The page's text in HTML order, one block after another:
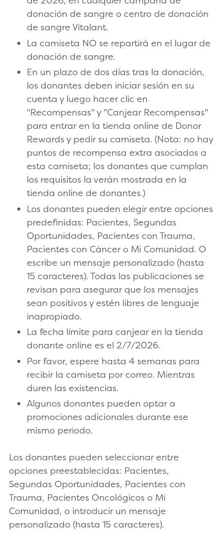
donación de sangre o centro de donación
de sangre Vitalant.
La camiseta NO se repartirá en el lugar de
donación de sangre.
En un plazo de dos días tras la donación,
los donantes deben iniciar sesión en su
cuenta y luego hacer clic en
"Recompensas" y "Canjear Recompensas"
para entrar en la tienda online de Donor
Rewards y pedir su camiseta. (Nota: no hay
puntos de recompensa extra asociados a
esta camiseta; los donantes que cumplan
los requisitos la verán mostrada en la
tienda online de donantes.)
Los donantes pueden elegir entre opciones
predefinidas: Pacientes, Segundas
Oportunidades, Pacientes con Trauma,
Pacientes con Cáncer o Mi Comunidad. O
escribe un mensaje personalizado (hasta
15 caracteres). Todas las publicaciones se
revisan para asegurar que los mensajes
sean positivos y estén libres de lenguaje
inapropiado.
La fecha límite para canjear en la tienda
donante online es el 2/7/2026.
Por favor, espere hasta 4 semanas para
recibir la camiseta por correo. Mientras
duren las existencias.
Algunos donantes pueden optar a
promociones adicionales durante ese
mismo periodo.
Los donantes pueden seleccionar entre
opciones preestablecidas: Pacientes,
Segundas Oportunidades, Pacientes con
Trauma, Pacientes Oncológicos o Mi
Comunidad, o introducir un mensaje
personalizado (hasta 15 caracteres).